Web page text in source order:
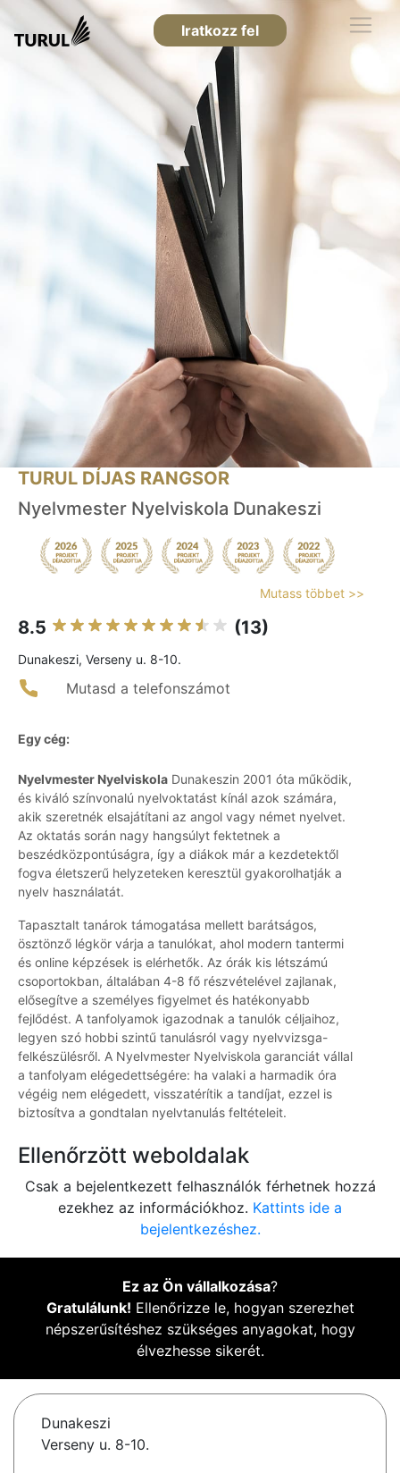
Iratkozz fel
TURUL DÍJAS RANGSOR
Nyelvmester Nyelviskola Dunakeszi
Mutass többet >>
8.5 (13)
Dunakeszi, Verseny u. 8-10.
Mutasd a telefonszámot
Egy cég:
Nyelvmester Nyelviskola Dunakeszin 2001 óta működik,
és kiváló színvonalú nyelvoktatást kínál azok számára,
akik szeretnék elsajátítani az angol vagy német nyelvet.
Az oktatás során nagy hangsúlyt fektetnek a
beszédközpontúságra, így a diákok már a kezdetektől
fogva életszerű helyzeteken keresztül gyakorolhatják a
nyelv használatát.
Tapasztalt tanárok támogatása mellett barátságos,
ösztönző légkör várja a tanulókat, ahol modern tantermi
és online képzések is elérhetők. Az órák kis létszámú
csoportokban, általában 4-8 fő részvételével zajlanak,
elősegítve a személyes figyelmet és hatékonyabb
fejlődést. A tanfolyamok igazodnak a tanulók céljaihoz,
legyen szó hobbi szintű tanulásról vagy nyelvvizsga-
felkészülésről. A Nyelvmester Nyelviskola garanciát vállal
a tanfolyam elégedettségére: ha valaki a harmadik óra
végéig nem elégedett, visszatérítik a tandíjat, ezzel is
biztosítva a gondtalan nyelvtanulás feltételeit.
Ellenőrzött weboldalak
Csak a bejelentkezett felhasználók férhetnek hozzá
ezekhez az információkhoz. Kattints ide a
bejelentkezéshez.
Ez az Ön vállalkozása?
Gratulálunk! Ellenőrizze le, hogyan szerezhet
népszerűsítéshez szükséges anyagokat, hogy
élvezhesse sikerét.
Dunakeszi
Verseny u. 8-10.